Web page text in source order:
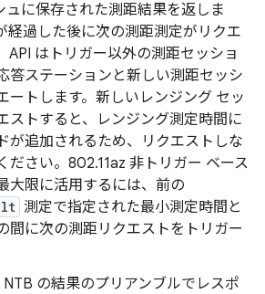
ュに保存された測距結果を返しま
経過した後に次の測距測定がリクエ
API はトリガー以外の測距セッショ
答ステーションと新しい測距セッシ
ートします。新しいレンジング セッ
ストすると、レンジング測定時間に
が追加されるため、リクエストしな
ださい。802.11az 非トリガー ベース
大限に活用するには、前の
測定で指定された最小測定時間と
間に次の測距リクエストをトリガー
NTB の結果のプリアンブルでレスポ